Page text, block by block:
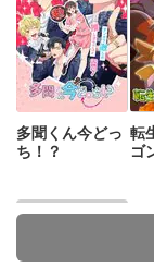
多聞くん今どっ
ち！？
転
ゴ